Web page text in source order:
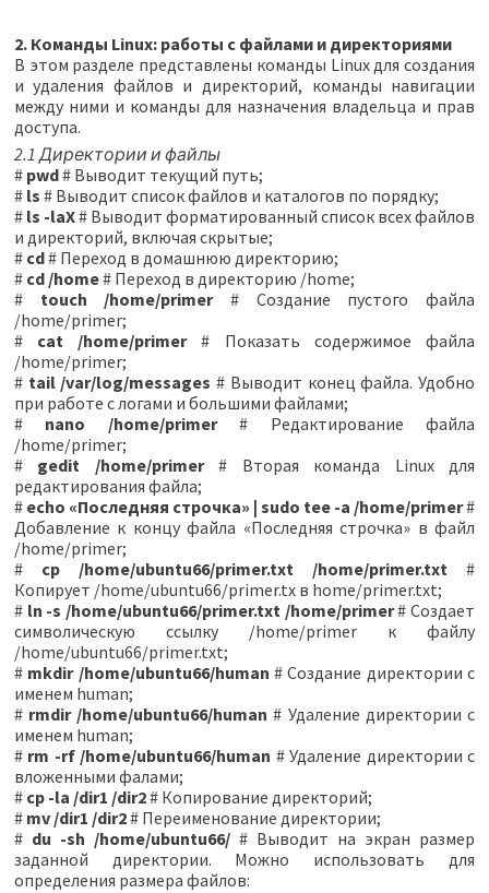
2. Команды Linux: работы с файлами и директориями
В этом разделе представлены команды Linux для создания
и удаления файлов и директорий, команды навигации
между ними и команды для назначения владельца и прав
доступа.
2.1 Директории и файлы
# pwd# Выводит текущий путь;
# ls # Выводит список файлов и каталогов по порядку;
# ls -laX# Выводит форматированный список всех файлов
и директорий, включая скрытые;
# cd# Переход в домашнюю директорию;
# cd /home# Переход в директорию /home;
# touch /home/primer # Создание пустого файла
/home/primer;
# cat /home/primer# Показать содержимое файла
/home/primer;
# tail /var/log/messages # Выводит конец файла. Удобно
при работе с логами и большими файлами;
# nano /home/primer# Редактирование файла
/home/primer;
# gedit /home/primer# Вторая команда Linux для
редактирования файла;
# echo «Последняя строчка» | sudo tee -a /home/primer#
Добавление к концу файла «Последняя строчка» в файл
/home/primer;
# cp /home/ubuntu66/primer.txt /home/primer.txt #
Копирует /home/ubuntu66/primer.tx в home/primer.txt;
# ln -s /home/ubuntu66/primer.txt /home/primer# Cоздает
символическую ссылку /home/primer к файлу
/home/ubuntu66/primer.txt;
# mkdir /home/ubuntu66/human # Создание директории с
именем human;
# rmdir /home/ubuntu66/human # Удаление директории с
именем human;
# rm -rf /home/ubuntu66/human # Удаление директории с
вложенными фалами;
# cp -la /dir1 /dir2# Копирование директорий;
# mv /dir1 /dir2# Переименование директории;
# du -sh /home/ubuntu66/# Выводит на экран размер
заданной директории. Можно использовать для
определения размера файлов: